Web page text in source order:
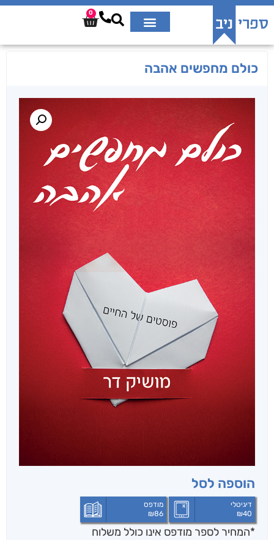
0
כולם מחפשים אהבה
הוספה לסל
דיגיטלי
₪40
מודפס
₪86
*המחיר לספר מודפס אינו כולל משלוח